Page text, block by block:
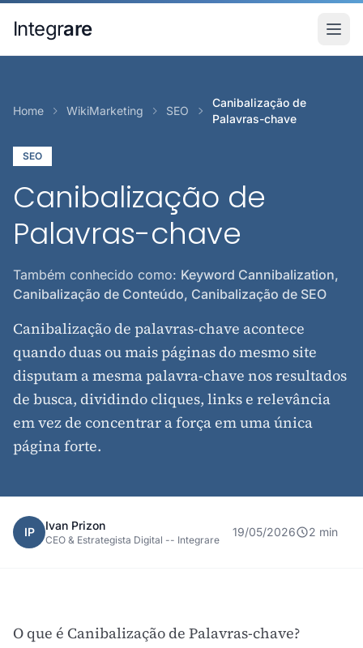
Integrare
Home WikiMarketing SEO
Canibalização de
Palavras-chave
SEO
Canibalização de
Palavras-chave
Também conhecido como: Keyword Cannibalization,
Canibalização de Conteúdo, Canibalização de SEO
Canibalização de palavras-chave acontece
quando duas ou mais páginas do mesmo site
disputam a mesma palavra-chave nos resultados
de busca, dividindo cliques, links e relevância
em vez de concentrar a força em uma única
página forte.
IP Ivan Prizon
CEO & Estrategista Digital -- Integrare
19/05/2026 2 min
O que é Canibalização de Palavras-chave?